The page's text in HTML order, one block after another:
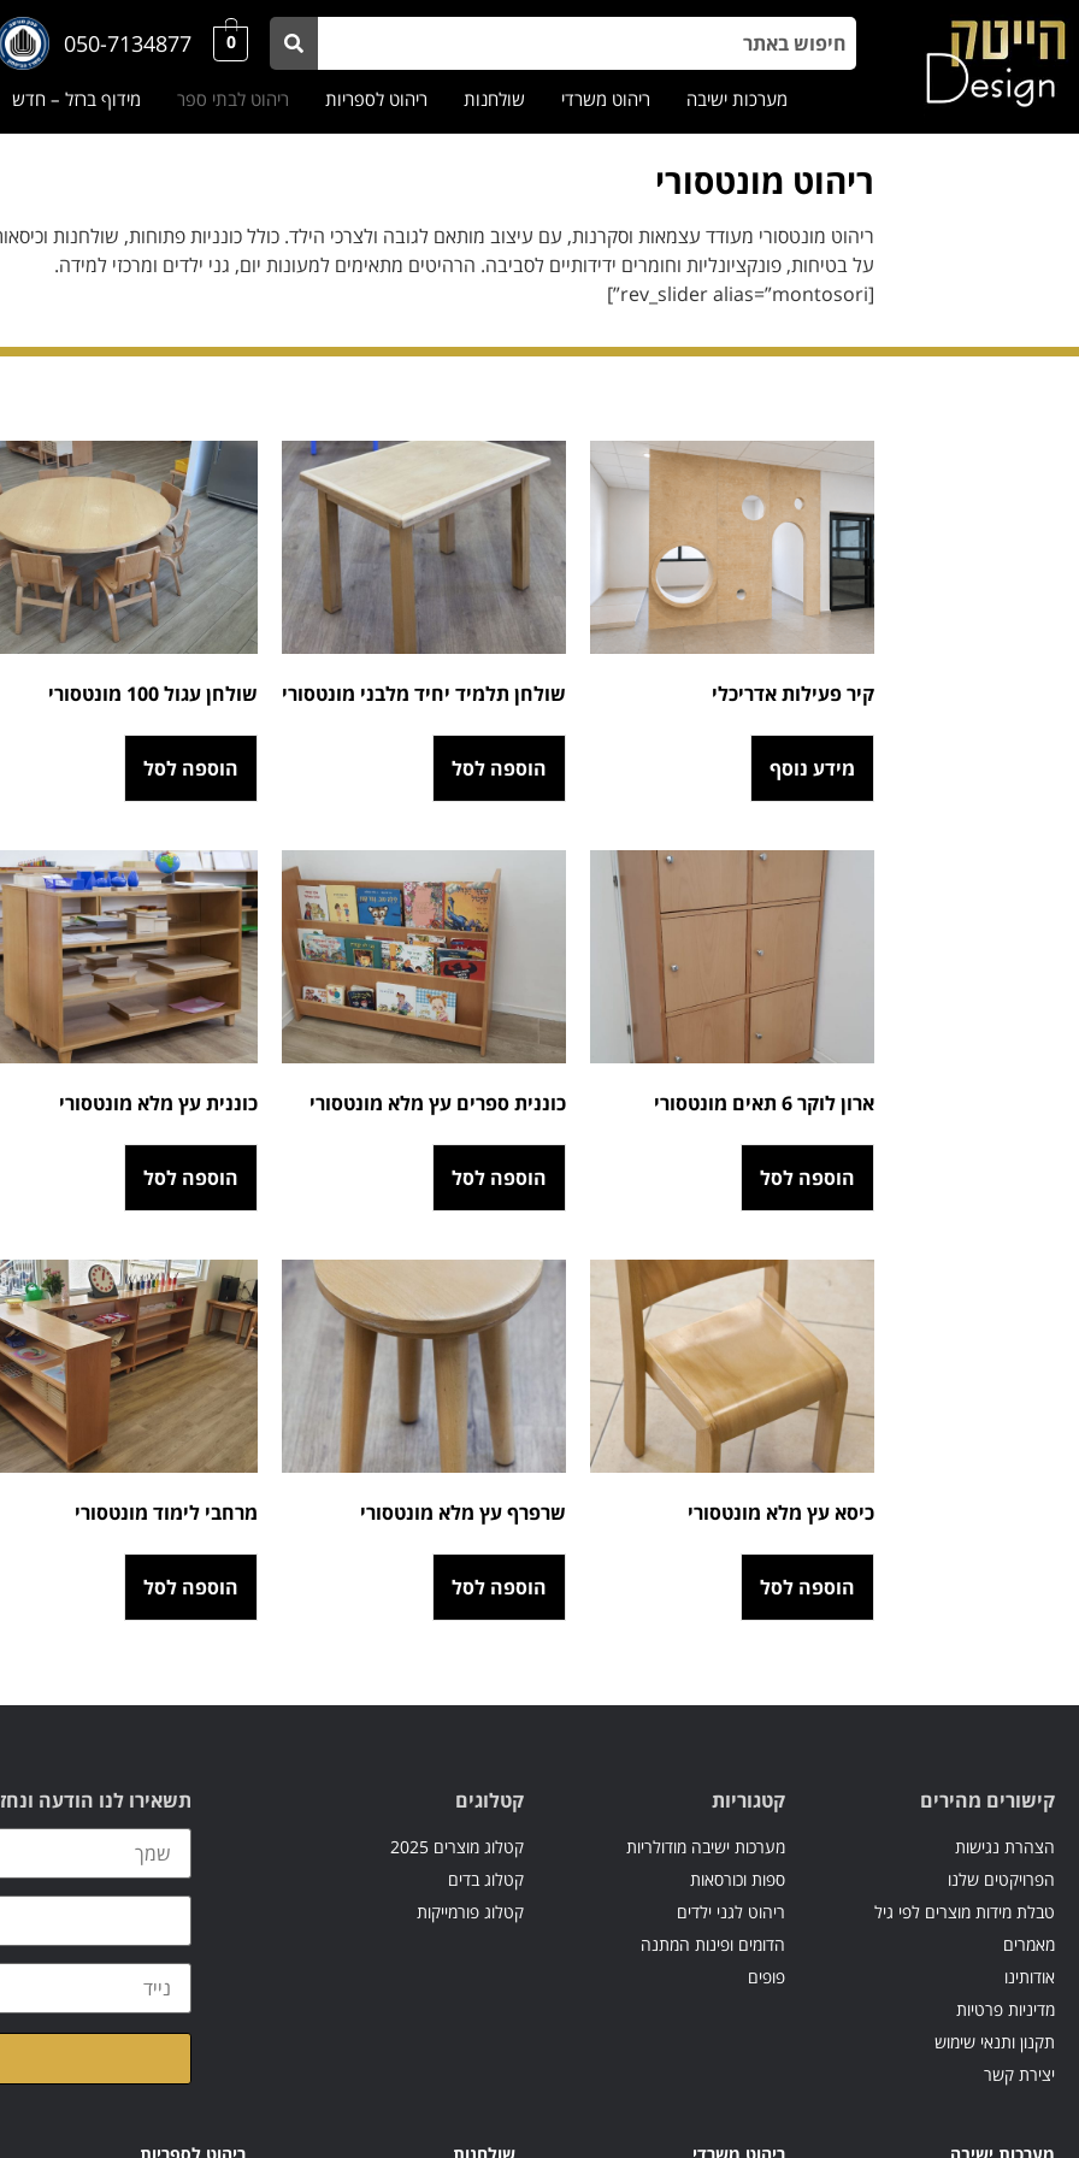
0
050-7134877
מערכות ישיבה ריהוט משרדי שולחנות ריהוט לספריות ריהוט לבתי ספר מידוף ברזל – חדש
ריהוט מונטסורי
ריהוט מונטסורי מעודד עצמאות וסקרנות, עם עיצוב מותאם לגובה ולצרכי הילד. כולל כונניות פתוחות, שולחנות
על בטיחות, פונקציונליות וחומרים ידידותיים לסביבה. הרהיטים מתאימים למעונות יום, גני ילדים ומרכזי למידה.
[rev_slider alias=”montosori”]
קיר פעילות אדריכלי
מידע נוסף
שולחן תלמיד יחיד מלבני מונטסורי
הוספה לסל
שולחן עגול 100 מונטסורי
הוספה לסל
ארון לוקר 6 תאים מונטסורי
הוספה לסל
כוננית ספרים עץ מלא מונטסורי
הוספה לסל
כוננית עץ מלא מונטסורי
הוספה לסל
כיסא עץ מלא מונטסורי
הוספה לסל
שרפרף עץ מלא מונטסורי
הוספה לסל
מרחבי לימוד מונטסורי
הוספה לסל
קישורים מהירים
הצהרת נגישות
הפרויקטים שלנו
טבלת מידות מוצרים לפי גיל
מאמרים
אודותינו
מדיניות פרטיות
תקנון ותנאי שימוש
יצירת קשר
קטגוריות
מערכות ישיבה מודולריות
ספות וכורסאות
ריהוט לגני ילדים
הדומים ופינות המתנה
פופים
קטלוגים
קטלוג מוצרים 2025
קטלוג בדים
קטלוג פורמייקות
תשאירו לנו הודעה